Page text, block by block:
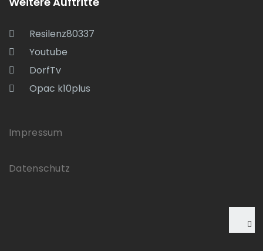
Resilenz80337
Youtube
DorfTv
Opac k10plus
Impressum
Datenschutz